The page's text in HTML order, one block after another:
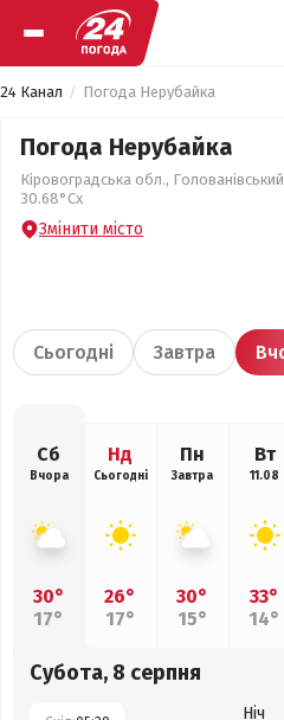
24 Канал Погода Нерубайка
Погода Нерубайка
Кіровоградська обл.,
30.68°Сх
Змінити місто
Сьогодні Завтра
Сб
Вчора
30°
17°
Нд
Сьогодні
26°
17°
Пн
Завтра
30°
15°
Вт
11.08
33°
14°
Субота, 8 серпня
Ніч